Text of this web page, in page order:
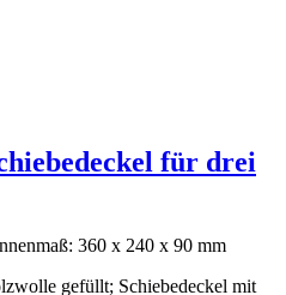
für drei
360 x 240 x 90 mm
gefüllt; Schiebedeckel mit